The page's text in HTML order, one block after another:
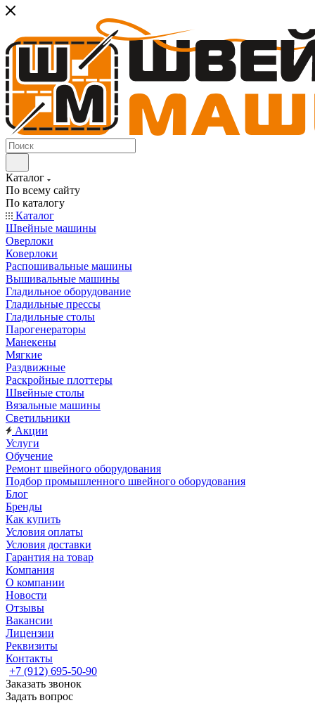
Каталог
По всему сайту
По каталогу
Каталог
Швейные машины
Оверлоки
Коверлоки
Распошивальные машины
Вышивальные машины
Гладильное оборудование
Гладильные прессы
Гладильные столы
Парогенераторы
Манекены
Мягкие
Раздвижные
Раскройные плоттеры
Швейные столы
Вязальные машины
Светильники
Акции
Услуги
Обучение
Ремонт швейного оборудования
Подбор промышленного швейного оборудования
Блог
Бренды
Как купить
Условия оплаты
Условия доставки
Гарантия на товар
Компания
О компании
Новости
Отзывы
Вакансии
Лицензии
Реквизиты
Контакты
+7 (912) 695-50-90
Заказать звонок
Задать вопрос